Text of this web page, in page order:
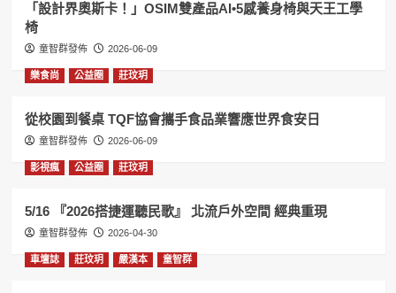
「設計界奧斯卡！」OSIM雙產品AI•5感養身椅與天王工學
椅
童智群發佈 2026-06-09
樂食尚 公益圈 莊玟玥
從校園到餐桌 TQF協會攜手食品業響應世界食安日
童智群發佈 2026-06-09
影視瘋 公益圈 莊玟玥
5/16 『2026搭捷運聽民歌』 北流戶外空間 經典重現
童智群發佈 2026-04-30
車壇誌 莊玟玥 嚴漢本 童智群